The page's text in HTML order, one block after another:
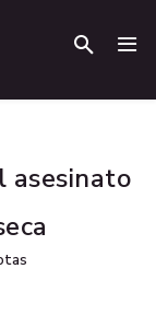
asesinato